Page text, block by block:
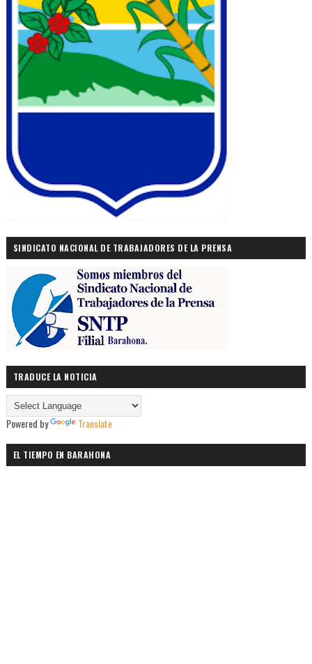
SINDICATO NACIONAL DE TRABAJADORES DE LA PRENSA
TRADUCE LA NOTICIA
Powered by Translate
EL TIEMPO EN BARAHONA